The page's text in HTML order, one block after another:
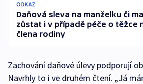
ODKAZ
Daňová sleva na manželku či
zůstat i v případě péče o těžce
člena rodiny
Zachování daňové úlevy podporují
Navrhly to i ve druhém čtení. „Já